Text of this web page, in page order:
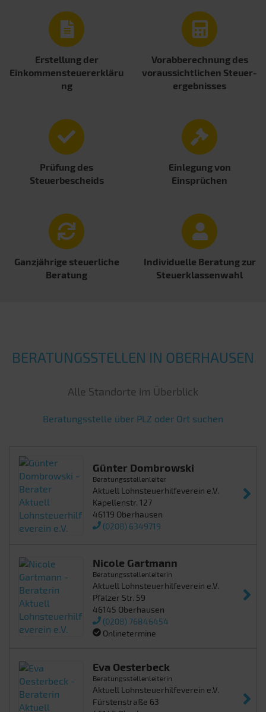
Erstellung der
Einkommensteuererkläru
ng
Vorabberechnung des
voraussichtlichen Steuer­
ergebnisses
Prüfung des
Steuerbescheids
Einlegung von
Einsprüchen
Ganzjährige steuerliche
Beratung
Individuelle Beratung zur
Steuer­klassenwahl
BERATUNGSSTELLEN IN OBERHAUSEN
Alle Standorte im Überblick
Beratungsstelle über PLZ oder Ort suchen
Günter Dombrowski
Beratungsstellenleiter
Aktuell Lohnsteuerhilfeverein e.V.
Kapellenstr. 127
46119 Oberhausen
(0208) 6349719
Nicole Gartmann
Beratungsstellenleiterin
Aktuell Lohnsteuerhilfeverein e.V.
Pfälzer Str. 59
46145 Oberhausen
(0208) 76846454
Onlinetermine
Eva Oesterbeck
Beratungsstellenleiterin
Aktuell Lohnsteuerhilfeverein e.V.
Fürstenstraße 63